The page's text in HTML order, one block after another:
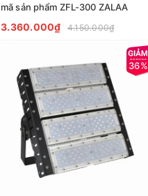
mã sản phẩm ZFL-300 ZALAA
3.360.000₫ 4.150.000₫
36%